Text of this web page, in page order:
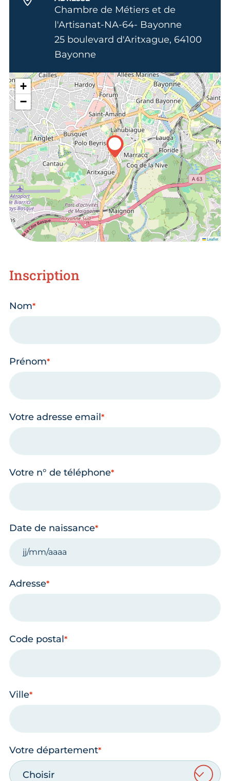
Chambre de Métiers et de
l'Artisanat-NA-64- Bayonne
25 boulevard d'Aritxague, 64100
Bayonne
+
−
Leaflet
Inscription
Nom
Prénom
Votre adresse email
Votre n° de téléphone
Date de naissance
Adresse
Code postal
Ville
Votre département
Choisir